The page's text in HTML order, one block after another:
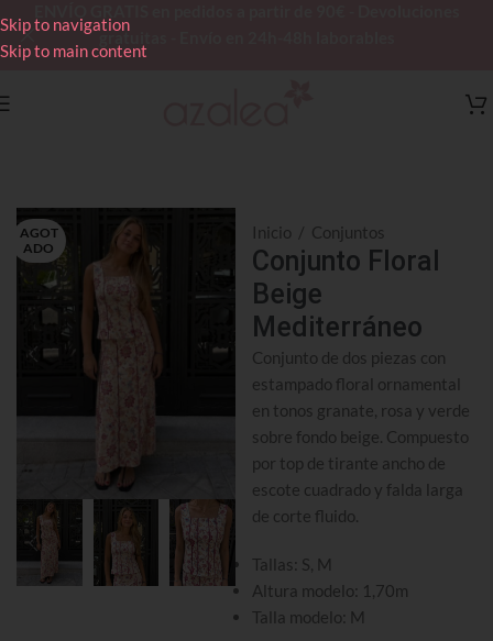
Skip to navigation
Skip to main content
gratuitas - Envío en 24h-48h laborables
AGOT
ADO
Inicio / Conjuntos
Conjunto Floral
Beige
Mediterráneo
Conjunto de dos piezas con
estampado floral ornamental
en tonos granate, rosa y verde
sobre fondo beige. Compuesto
por top de tirante ancho de
escote cuadrado y falda larga
de corte fluido.
Tallas: S, M
Altura modelo: 1,70m
Talla modelo: M